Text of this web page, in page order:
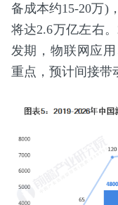
备成本约15-20万)
将达2.6万亿左右
发期，物联网应
重点，预计间接带